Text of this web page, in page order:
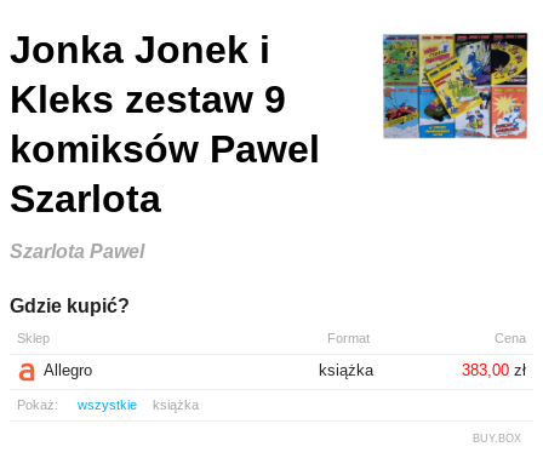
Jonka Jonek i
Kleks zestaw 9
komiksów Pawel
Szarlota
Szarlota Pawel
Gdzie kupić?
Sklep Format Cena
Allegro książka 383,00 zł
Pokaż: wszystkie książka
BUY.BOX